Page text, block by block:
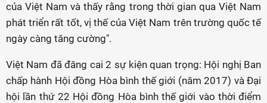
của Việt Nam và thấy rằng trong thời gian qua Việt Nam
phát triển rất tốt, vị thế của Việt Nam trên trường quốc tế
ngày càng tăng cường".
Việt Nam đã đăng cai 2 sự kiện quan trọng: Hội nghị Ban
chấp hành Hội đồng Hòa bình thế giới (năm 2017) và Đại
hội lần thứ 22 Hội đồng Hòa bình thế giới vào thời điểm